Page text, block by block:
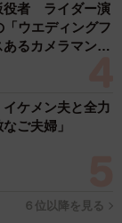
役者 ライダー演
「ウエディングフ
るカメラマン求
イケメン夫と全力
ご夫婦」
６位以降を見る